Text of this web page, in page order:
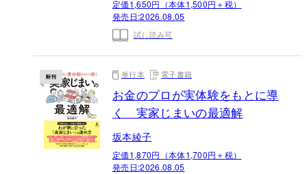
定価1,650円（本体1,500円＋税）
発売日:2026.08.05
試し読み可
単行本 電子書籍
お金のプロが実体験をもとに導
く 実家じまいの最適解
坂本綾子
定価1,870円（本体1,700円＋税）
発売日:2026.08.05